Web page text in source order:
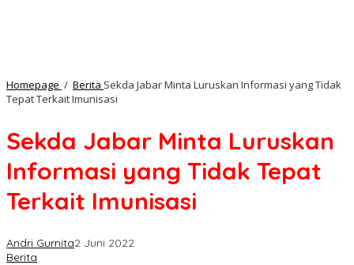
Homepage / Berita Sekda Jabar Minta Luruskan Informasi yang Tidak
Tepat Terkait Imunisasi
Sekda Jabar Minta Luruskan
Informasi yang Tidak Tepat
Terkait Imunisasi
Andri Gurnita2 Juni 2022
Berita